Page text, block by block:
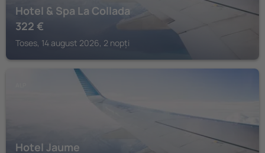
Hotel & Spa La Collada
322 €
Toses, 14 august 2026, 2 nopți
Hotel Jaume